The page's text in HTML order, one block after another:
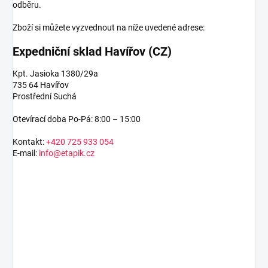
odběru.
Zboží si můžete vyzvednout na níže uvedené adrese:
Expedniční sklad Havířov (CZ)
Kpt. Jasioka 1380/29a
735 64 Havířov
Prostřední Suchá
Otevírací doba Po-Pá: 8:00 – 15:00
Kontakt:+420 725 933 054
E-mail: info@etapik.cz